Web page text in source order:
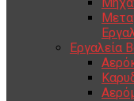
Εργαλεία